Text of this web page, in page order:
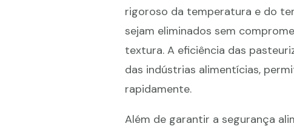
rigoroso da temperatura e do
sejam eliminados sem
textura. A eficiência das
das indústrias alimentícias,
rapidamente.
Além de garantir a segurança